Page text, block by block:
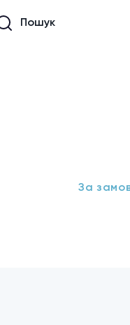
Пошук
За